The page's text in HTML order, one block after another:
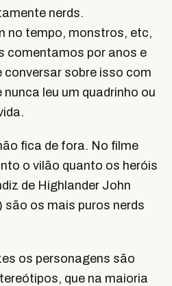
nerds.
no tempo, monstros, etc,
comentamos por anos e
sobre isso com
leu um quadrinho ou
fica de fora. No filme
o vilão quanto os heróis
de Highlander John
são os mais puros nerds
os personagens são
que na maioria